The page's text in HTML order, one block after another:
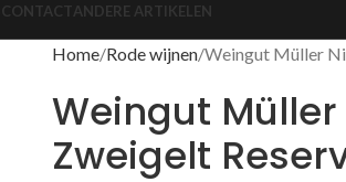
CONTACTANDERE ARTIKELEN
Home Rode wijnen Weingut Müller
Weingut
Zweigelt